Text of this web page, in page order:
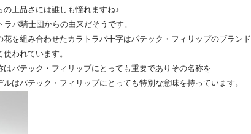
の上品さには誰しも憧れますね♪
バ騎士団からの由来だそうです。
花を組み合わせたカラトラバ十字はパテック・フィリップのブランド
われています。
はパテック・フィリップにとっても重要でありその名称を
はパテック・フィリップにとっても特別な意味を持っています。